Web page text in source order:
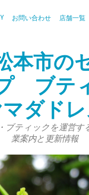
お問い合わせ 店舗一覧
本市の
ブテ
ダド
ブティックを運営
業案内と更新情報